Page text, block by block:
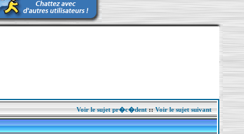
Voir le sujet pr�c�dent::Voir le sujet suivant